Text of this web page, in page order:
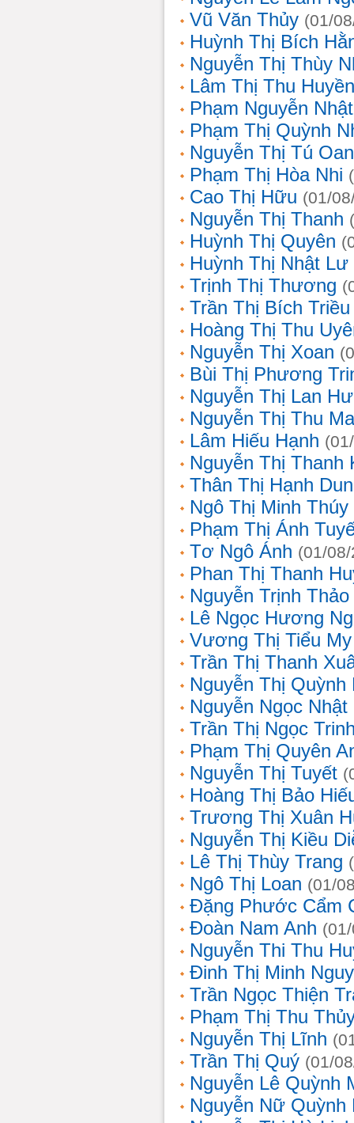
Vũ Văn Thủy (01/
Huỳnh Thị Bích
Nguyễn Thị Thùy
Lâm Thị Thu Huyền
Phạm Nguyễn
Phạm Thị Quỳnh
Nguyễn Thị Tú
Phạm Thị Hòa Nhi
Cao Thị Hữu (01/
Nguyễn Thị Thanh
Huỳnh Thị Quyên
Huỳnh Thị Nhật Lư
Trịnh Thị Thương
Trần Thị Bích Triều
Hoàng Thị Thu
Nguyễn Thị Xoan
Bùi Thị Phương
Nguyễn Thị Lan
Nguyễn Thị Thu
Lâm Hiếu Hạnh
Nguyễn Thị Thanh
Thân Thị Hạnh
Ngô Thị Minh Thúy
Phạm Thị Ánh
Tơ Ngô Ánh (01/
Phan Thị Thanh
Nguyễn Trịnh
Lê Ngọc Hương
Vương Thị Tiểu My
Trần Thị Thanh
Nguyễn Thị Quỳnh
Nguyễn Ngọc Nhật
Trần Thị Ngọc
Phạm Thị Quyên
Nguyễn Thị Tuyết
Hoàng Thị Bảo
Trương Thị Xuân
Nguyễn Thị Kiều
Lê Thị Thùy Trang
Ngô Thị Loan (01/
Đặng Phước Cẩm
Đoàn Nam Anh
Nguyễn Thi Thu
Đinh Thị Minh
Trần Ngọc Thiện
Phạm Thị Thu
Nguyễn Thị Lĩnh
Trần Thị Quý (01/
Nguyễn Lê Quỳnh
Nguyễn Nữ